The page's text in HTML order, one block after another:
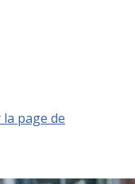
page de